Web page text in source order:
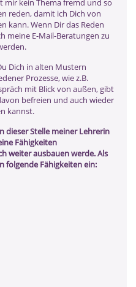
mir kein Thema fremd und so
reden, damit ich Dich von
kann. Wenn Dir das Reden
meine E-Mail-Beratungen zu
Dich in alten Mustern
Prozesse, wie z.B.
mit Blick von außen, gibt
befreien und auch wieder
kannst.
dieser Stelle meiner Lehrerin
Fähigkeiten
weiter ausbauen werde. Als
folgende Fähigkeiten ein: